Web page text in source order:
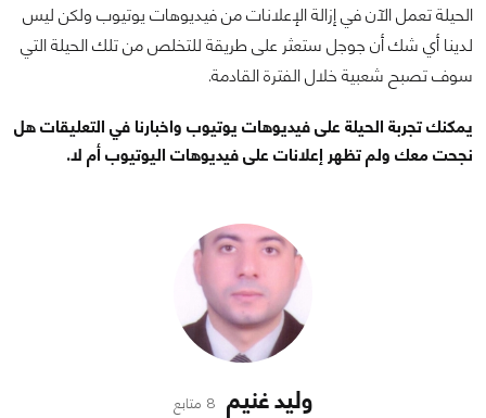
الحيلة تعمل الآن في إزالة الإعلانات من فيديوهات يوتيوب ولكن ليس
لدينا أي شك أن جوجل ستعثر على طريقة للتخلص من تلك الحيلة التي
سوف تصبح شعبية خلال الفترة القادمة.
يمكنك تجربة الحيلة على فيديوهات يوتيوب واخبارنا في التعليقات هل
نجحت معك ولم تظهر إعلانات على فيديوهات اليوتيوب أم لا.
وليد غنيم 8 متابع